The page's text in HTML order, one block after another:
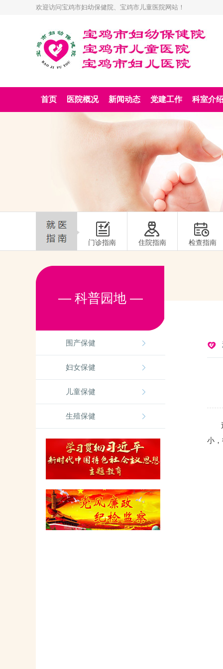
欢迎访问宝鸡市妇幼保健院、宝鸡市儿童医院网站！
首页 医院概况 新闻动态 党建工作 科室介
门诊指南 住院指南 检查指南
— 科普园地 —
围产保健
妇女保健
儿童保健
生殖保健
近
小